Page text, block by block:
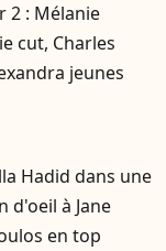
2 : Mélanie
cut, Charles
jeunes
Hadid dans une
d'oeil à Jane
en top